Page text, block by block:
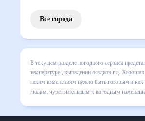
Все города
В текущем разделе погодного
включает все сведения по дневной
динамике и даст понять, какая
спланировать 30 дней. Подобный